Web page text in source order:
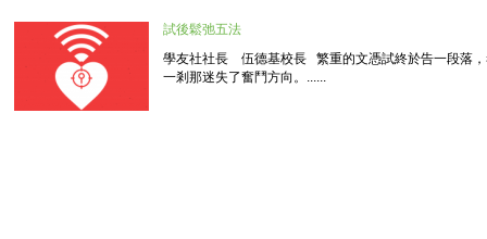
試後鬆弛五法
學友社社長 伍德基校長 繁重的文憑試終於告一段落，
一剎那迷失了奮鬥方向。......